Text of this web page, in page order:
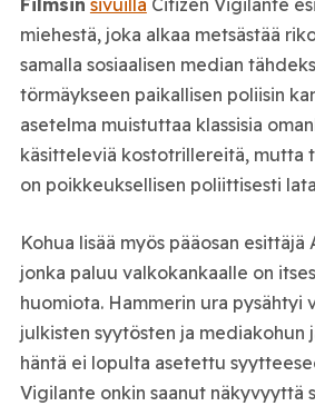
miehestä, joka alkaa metsästää
samalla sosiaalisen median
törmäykseen paikallisen poliisin
asetelma muistuttaa klassisia
käsitteleviä kostotrillereitä, mutta
on poikkeuksellisen poliittisesti
Kohua lisää myös pääosan esittäjä
jonka paluu valkokankaalle on
huomiota. Hammerin ura pysähtyi
julkisten syytösten ja mediakohun
häntä ei lopulta asetettu
Vigilante onkin saanut näkyvyyttä